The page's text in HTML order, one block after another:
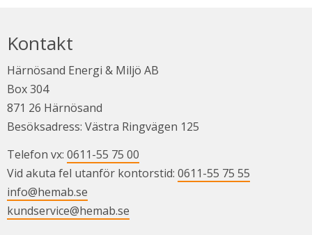
i nytt fönster.
Kontakt
Härnösand Energi & Miljö AB
Box 304
871 26 Härnösand
Besöksadress: Västra Ringvägen 125
Telefon vx: 0611-55 75 00
Vid akuta fel utanför kontorstid: 0611-55 75 55
info@hemab.se
kundservice@hemab.se